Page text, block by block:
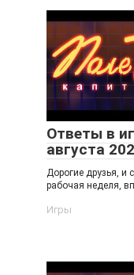
Ответы в
августа
Дорогие друзья, и
рабочая неделя,
Игры